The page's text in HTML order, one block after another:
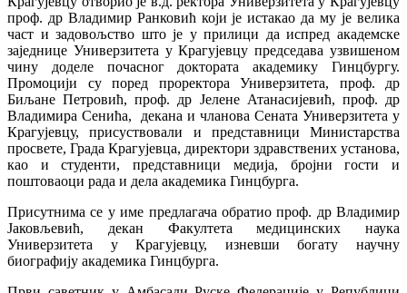
проф. др Владимир Ранковић који је истакао да му је велика
част и задовољство што је у прилици да испред академске
заједнице Универзитета у Крагујевцу председава узвишеном
чину доделе почасног доктората академику Гинцбургу.
Промоцији су поред проректора Универзитета, проф. др
Биљане Петровић, проф. др Јелене Атанасијевић, проф. др
Владимира Сенића, декана и чланова Сената Универзитета у
Крагујевцу, присуствовали и представници Министарства
просвете, Града Крагујевца, директори здравствених установа,
као и студенти, представници медија, бројни гости и
поштоваоци рада и дела академика Гинцбурга.
Присутнима се у име предлагача обратио проф. др Владимир
Јаковљевић, декан Факултета медицинских наука
Универзитета у Крагујевцу, изневши богату научну
биографију академика Гинцбурга.